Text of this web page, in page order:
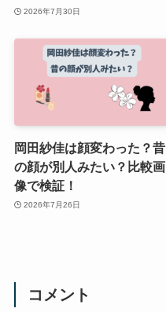
2026年7月30日
岡田紗佳は顔変わった？昔
の顔が別人みたい？比較画
像で検証！
2026年7月26日
コメント